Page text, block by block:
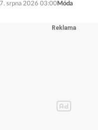
7. srpna 2026 03:00 Móda